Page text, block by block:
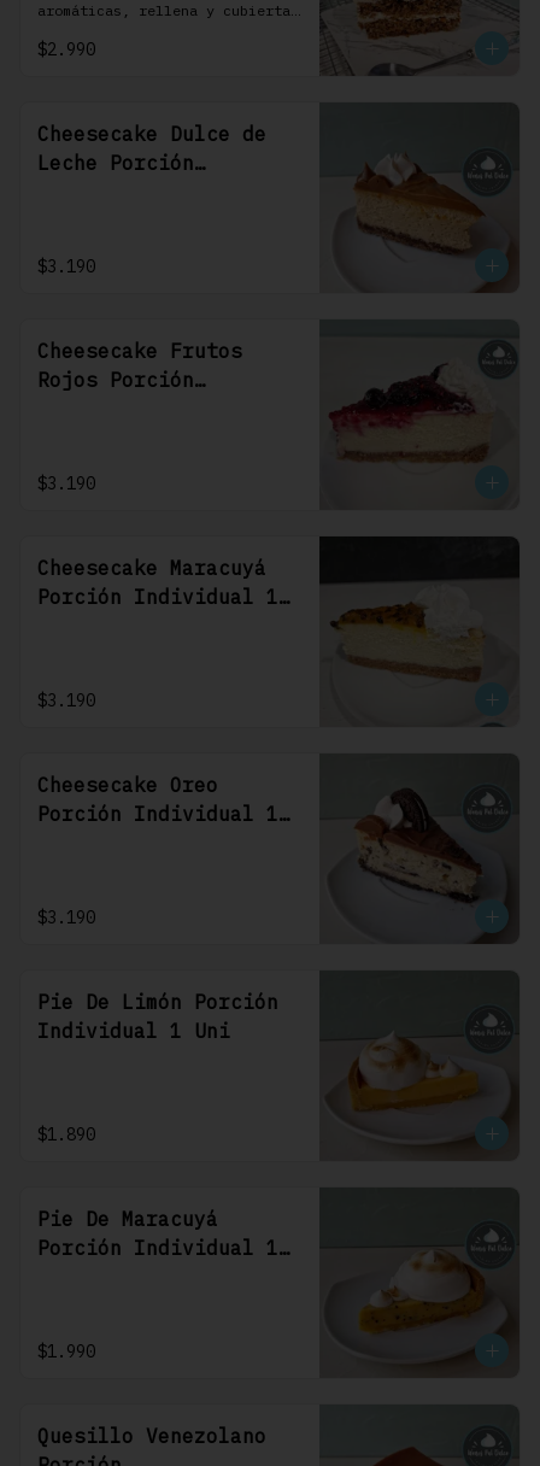
aromáticas, rellena y cubierta
crema.
$2.990
Cheesecake Dulce de
Leche Porción
$3.190
Cheesecake Frutos
Rojos Porción
$3.190
Cheesecake Maracuyá
Porción Individual 1
$3.190
Cheesecake Oreo
Porción Individual 1
$3.190
Pie De Limón Porción
Individual 1 Uni
$1.890
Pie De Maracuyá
Porción Individual 1
$1.990
Quesillo Venezolano